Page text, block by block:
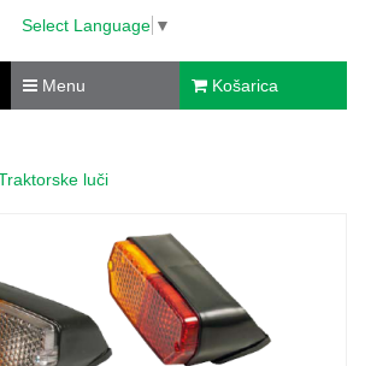
Select Language ▼
Menu Košarica
luči